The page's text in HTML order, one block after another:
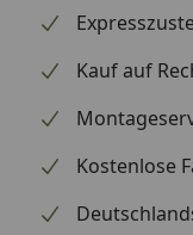
Kauf auf
Kostenlose